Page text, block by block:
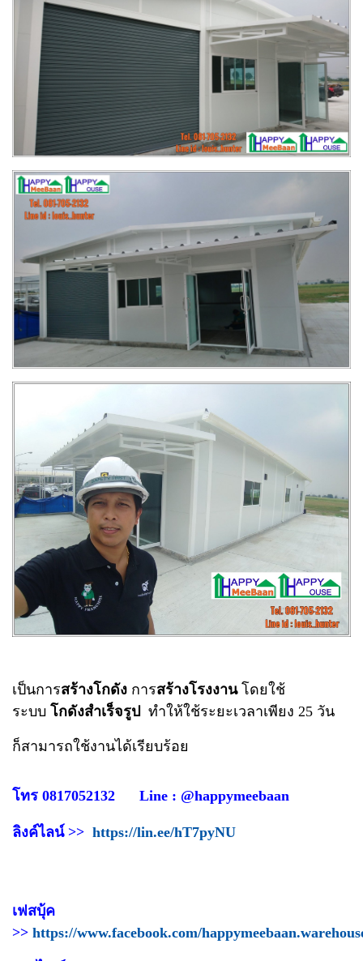
เป็นการสร้างโกดัง การสร้างโรงงานโดยใช้
ระบบ โกดังสำเร็จรูป ทำให้ใช้ระยะเวลาเพียง 25 วัน
ก็สามารถใช้งานได้เรียบร้อย
โทร 0817052132 Line : @happymeebaan
ลิงค์ไลน์ >> https://lin.ee/hT7pyNU
เฟสบุ้ค
>> https://www.facebook.com/